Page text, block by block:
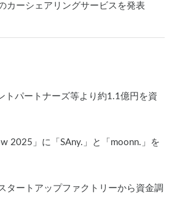
カーシェアリングサービスを発表
トパートナーズ等より約1.1億円を資
2025」に「SAny.」と「moonn.」を
タートアップファクトリーから資金調